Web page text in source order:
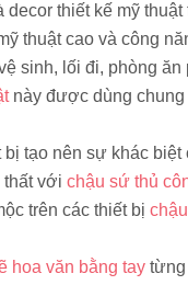
thiết kế mỹ
thuật cao và công
sinh, lối đi, phòng
này được dùng chung
tạo nên sự khác biệt
thất với chậu sứ thủ
trên các thiết bị
hoa văn bằng taytừng